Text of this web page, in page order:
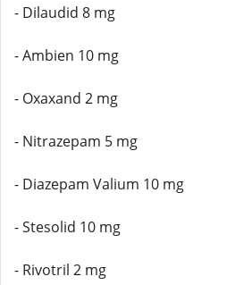
- Dilaudid 8 mg
- Ambien 10 mg
- Oxaxand 2 mg
- Nitrazepam 5 mg
- Diazepam Valium 10 mg
- Stesolid 10 mg
- Rivotril 2 mg